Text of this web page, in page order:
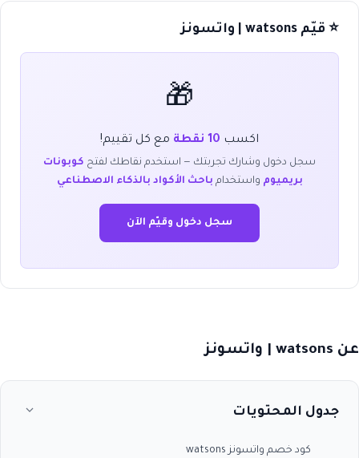
⭐ قيّم watsons | واتسونز
🎁
اكسب 10 نقطة مع كل تقييم!
سجل دخول وشارك تجربتك — استخدم نقاطك لفتح كوبونات
بريميوم واستخدام باحث الأكواد بالذكاء الاصطناعي
سجل دخول وقيّم الآن
عن watsons | واتسونز
جدول المحتويات
كود خصم واتسونز watsons